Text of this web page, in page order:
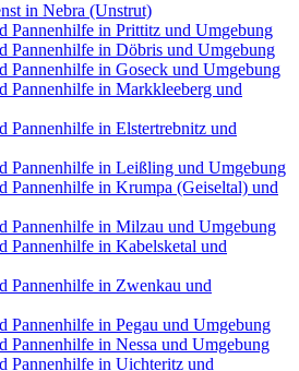
in Nebra (Unstrut)
Pannenhilfe in Prittitz und Umgebung
Pannenhilfe in Döbris und Umgebung
Pannenhilfe in Goseck und Umgebung
Pannenhilfe in Markkleeberg und
Pannenhilfe in Elstertrebnitz und
Pannenhilfe in Leißling und Umgebung
Pannenhilfe in Krumpa (Geiseltal) und
Pannenhilfe in Milzau und Umgebung
Pannenhilfe in Kabelsketal und
Pannenhilfe in Zwenkau und
Pannenhilfe in Pegau und Umgebung
Pannenhilfe in Nessa und Umgebung
Pannenhilfe in Uichteritz und